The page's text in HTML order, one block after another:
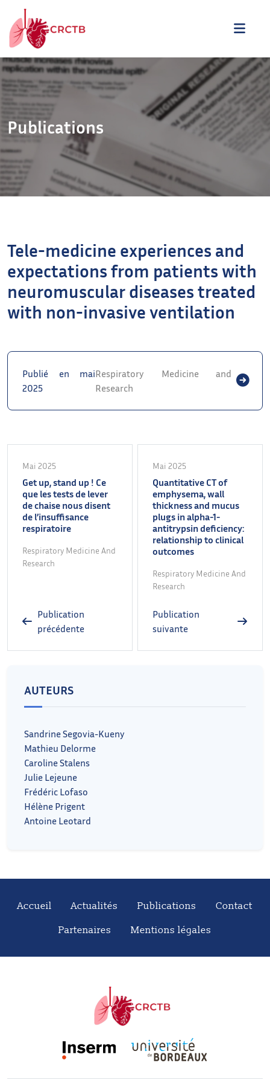
Aller au contenu
Publications
Tele-medicine experiences and
expectations from patients with
neuromuscular diseases treated
with non-invasive ventilation
Publié en mai
2025
Respiratory Medicine and
Research
Mai 2025
Get up, stand up ! Ce
que les tests de lever
de chaise nous disent
de l’insuffisance
respiratoire
Respiratory Medicine And
Research
Publication
précédente
Mai 2025
Quantitative CT of
emphysema, wall
thickness and mucus
plugs in alpha-1-
antitrypsin deficiency:
relationship to clinical
outcomes
Respiratory Medicine And
Research
Publication
suivante
AUTEURS
Sandrine Segovia-Kueny
Mathieu Delorme
Caroline Stalens
Julie Lejeune
Frédéric Lofaso
Hélène Prigent
Antoine Leotard
Accueil Actualités Publications
Contact
Partenaires
Mentions légales